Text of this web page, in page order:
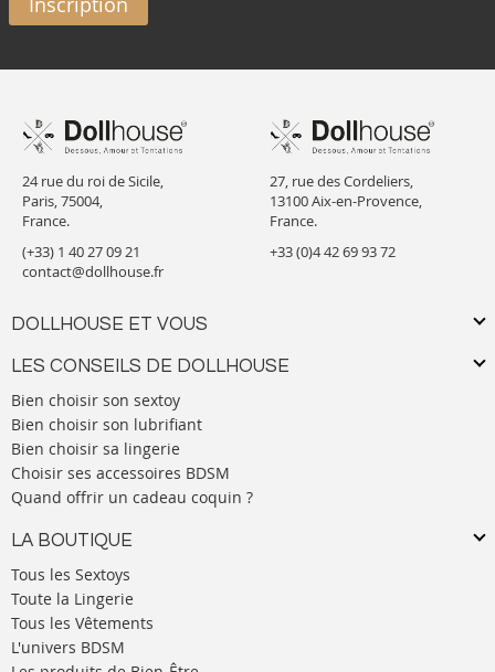
24 rue du roi de Sicile,
Paris, 75004,
France.
(+33) 1 40 27 09 21
contact@dollhouse.fr
DOLLHOUSE ET VOUS
LES CONSEILS DE DOLLHOUSE
Bien choisir son sextoy
Bien choisir son lubrifiant
Bien choisir sa lingerie
Choisir ses accessoires BDSM
Quand offrir un cadeau coquin ?
LA BOUTIQUE
Tous les Sextoys
Toute la Lingerie
Tous les Vêtements
L'univers BDSM
27, rue des Cordeliers,
13100 Aix-en-Provence,
France.
+33 (0)4 42 69 93 72